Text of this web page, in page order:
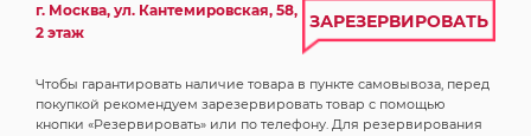
г. Москва, ул. Кантемировская, 58,
2 этаж
ЗАРЕЗЕРВИРОВАТЬ
Чтобы гарантировать наличие товара в пункте самовывоза, перед
покупкой рекомендуем зарезервировать товар с помощью
кнопки «Резервировать» или по телефону. Для резервирования